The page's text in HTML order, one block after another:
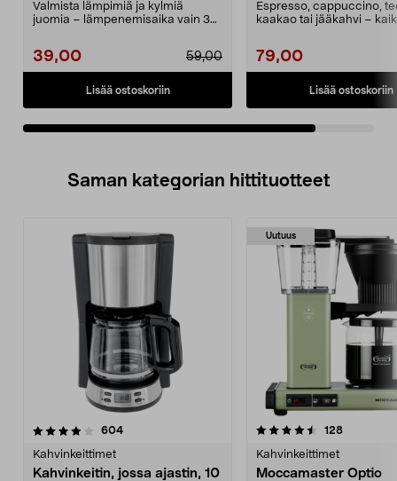
Valmista lämpimiä ja kylmiä
juomia – lämpenemisaika vain 30
59,00
39,00
Lisää ostoskoriin
Espresso, cappuccino,
kaakao tai jääkahvi –
79,00
Lisää ostoskoriin
Saman kategorian hittituotteet
604arvostelut
Kahvinkeittimet
Kahvinkeitin, jossa ajastin, 10
Uutuus
4.5 viidestä
128arvostelut
Kahvinkeittimet
Moccamaster Optio
4.0 viidestä